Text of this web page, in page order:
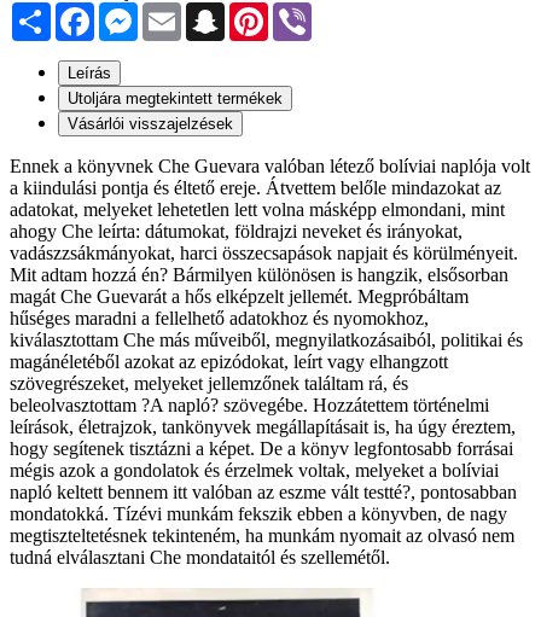
Share FacebookMessenger
Email SnapchatPinterest
Leírás
Utoljára megtekintett termékek
Vásárlói visszajelzések
Ennek a könyvnek Che Guevara valóban létező bolíviai naplója volt
a kiindulási pontja és éltető ereje. Átvettem belőle mindazokat az
adatokat, melyeket lehetetlen lett volna másképp elmondani, mint
ahogy Che leírta: dátumokat, földrajzi neveket és irányokat,
vadászzsákmányokat, harci összecsapások napjait és körülményeit.
Mit adtam hozzá én? Bármilyen különösen is hangzik, elsősorban
magát Che Guevarát a hős elképzelt jellemét. Megpróbáltam
hűséges maradni a fellelhető adatokhoz és nyomokhoz,
kiválasztottam Che más műveiből, megnyilatkozásaiból, politikai és
magánéletéből azokat az epizódokat, leírt vagy elhangzott
szövegrészeket, melyeket jellemzőnek találtam rá, és
beleolvasztottam ?A napló? szövegébe. Hozzátettem történelmi
leírások, életrajzok, tankönyvek megállapításait is, ha úgy éreztem,
hogy segítenek tisztázni a képet. De a könyv legfontosabb forrásai
mégis azok a gondolatok és érzelmek voltak, melyeket a bolíviai
napló keltett bennem itt valóban az eszme vált testté?, pontosabban
mondatokká. Tízévi munkám fekszik ebben a könyvben, de nagy
megtiszteltetésnek tekinteném, ha munkám nyomait az olvasó nem
tudná elválasztani Che mondataitól és szellemétől.